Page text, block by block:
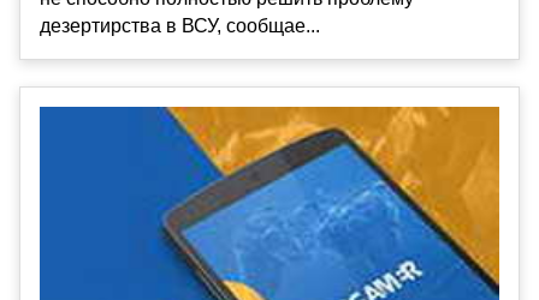
дезертирства в ВСУ, сообщае...